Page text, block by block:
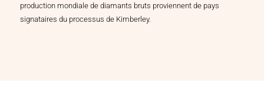
production mondiale de diamants bruts proviennent de pays
signataires du processus de Kimberley.